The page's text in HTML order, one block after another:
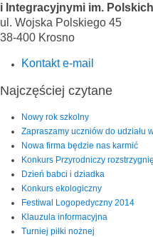
i Integracyjnymi im.
ul. Wojska Polskiego 45
38-400 Krosno
Kontakt e-mail
Najczęściej czytane
Nowy rok szkolny
Zapraszamy uczniów do udziału
Nowa firma będzie nas karmić
Konkurs Przyrodniczy
Dzień babci i dziadka
Konkurs ekologiczny
Festiwal Logopedyczny 2014
Klauzula informacyjna
Turniej piłki nożnej